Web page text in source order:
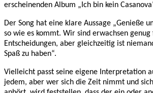
erscheinenden Album „Ich bin kein
Der Song hat eine klare Aussage „Genieße
so wie es kommt. Wir sind erwachsen
Entscheidungen, aber gleichzeitig ist
Spaß zu haben“.
Vielleicht passt seine eigene Interpretation
jedem, aber wer sich die Zeit nimmt und